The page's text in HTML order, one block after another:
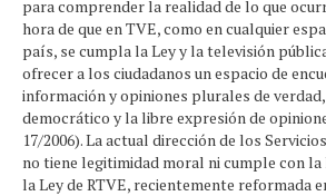
para comprender la realidad de lo que
hora de que en TVE, como en cualquier
país, se cumpla la Ley y la televisión
ofrecer a los ciudadanos un espacio de
información y opiniones plurales de
democrático y la libre expresión de
17/2006). La actual dirección de los
no tiene legitimidad moral ni cumple con
la Ley de RTVE, recientemente reformada